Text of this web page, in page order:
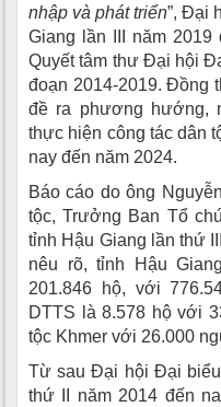
nhập và phát triển”, Đại
Giang lần III năm
Quyết tâm thư Đại hội
đoạn 2014-2019. Đồng
đề ra phương hướng,
thực hiện công tác dân
nay đến năm 2024.
Báo cáo do ông
tộc, Trưởng Ban Tổ
tỉnh Hậu Giang lần thứ
nêu rõ, tỉnh Hậu
201.846 hộ, với
DTTS là 8.578 hộ với
tộc Khmer với 26.000
Từ sau Đại hội Đại
thứ II năm 2014 đến